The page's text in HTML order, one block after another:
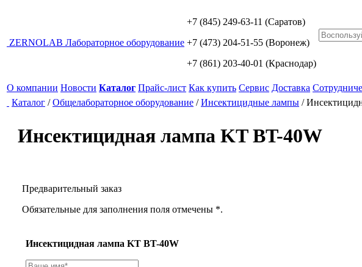
ZERNOLAB Лабораторное оборудование
+7 (845) 249-63-11 (Саратов)
+7 (473) 204-51-55 (Воронеж)
+7 (861) 203-40-01 (Краснодар)
О компании Новости Каталог Прайс-лист Как купить Сервис Доставка
Каталог /Общелабораторное оборудование /Инсектицидные лампы /
Инсектицидная лампа KT BT-40W
Предварительный заказ
Обязательные для заполнения поля отмечены *.
Инсектицидная лампа KT BT-40W